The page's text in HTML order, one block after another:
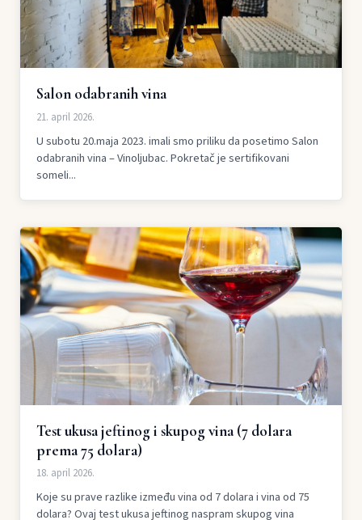
Salon odabranih vina
21. april 2026.
U subotu 20.maja 2023. imali smo priliku da posetimo Salon
odabranih vina – Vinoljubac. Pokretač je sertifikovani
someli...
Test ukusa jeftinog i skupog vina (7 dolara
prema 75 dolara)
18. april 2026.
Koje su prave razlike između vina od 7 dolara i vina od 75
dolara? Ovaj test ukusa jeftinog naspram skupog vina